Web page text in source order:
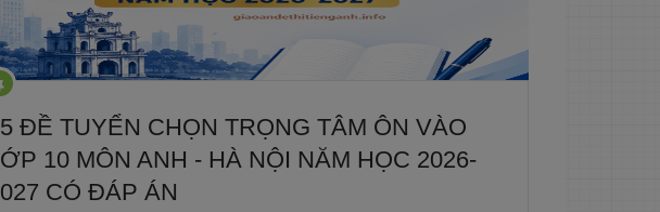
ĐỀ TUYỂN CHỌN TRỌNG TÂM ÔN VÀO
10 MÔN ANH - HÀ NỘI NĂM HỌC 2026-
CÓ ĐÁP ÁN